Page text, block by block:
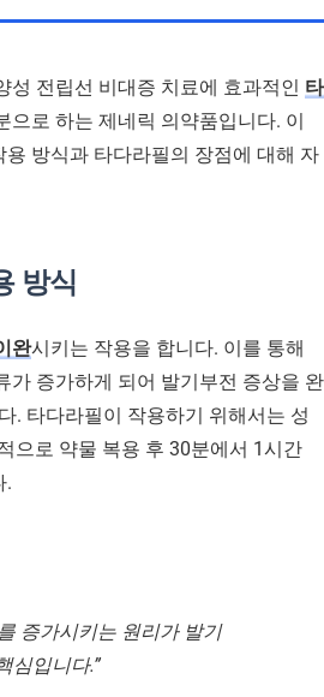
성 전립선 비대증 치료에 효과적인 타
으로 하는 제네릭 의약품입니다. 이
방식과 타다라필의 장점에 대해 자
방식
완시키는 작용을 합니다. 이를 통해
가 증가하게 되어 발기부전 증상을 완
. 타다라필이 작용하기 위해서는 성
으로 약물 복용 후 30분에서 1시간
.
증가시키는 원리가 발기
심입니다.”